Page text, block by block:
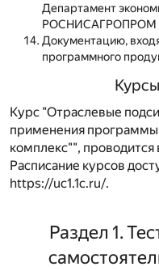
Департамент
РОСНИСАГРОПРОМ
Документацию,
программного
Курс "Отраслевые
применения
комплекс"",
Расписание курсов
https://uc1.1c.ru/.
Раздел 1.